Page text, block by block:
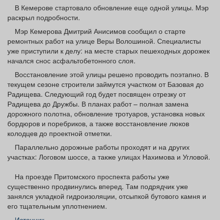
Афиша Обучение Проекты
Товары Поздравления
ТВ программа Я - пенсионер
В Кемерове стартовало обновление еще одной улицы. Мэр
раскрыл подробности.
Мэр Кемерова Дмитрий Анисимов сообщил о старте
ремонтных работ на улице Веры Волошиной. Специалисты
уже приступили к делу: на месте старых пешеходных дорожек
начался снос асфальтобетонного слоя.
Восстановление этой улицы решено проводить поэтапно. В
текущем сезоне строители займутся участком от Базовая до
Радищева. Следующий год будет посвящен отрезку от
Радищева до Дружбы. В планах работ – полная замена
дорожного полотна, обновление тротуаров, установка новых
бордюров и поребриков, а также восстановление люков
колодцев до проектной отметки.
Параллельно дорожные работы проходят и на других
участках: Логовом шоссе, а также улицах Нахимова и Угловой.
На проезде Притомского проспекта работы уже
существенно продвинулись вперед. Там подрядчик уже
занялся укладкой гидроизоляции, отсыпкой бутового камня и
его тщательным уплотнением.